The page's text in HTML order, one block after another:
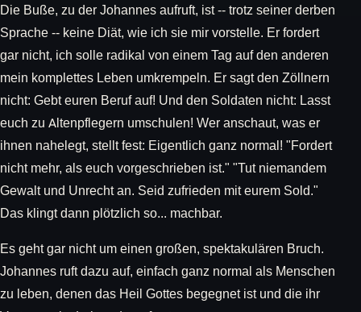
Die Buße, zu der Johannes aufruft, ist -- trotz seiner derben
Sprache -- keine Diät, wie ich sie mir vorstelle. Er fordert
gar nicht, ich solle radikal von einem Tag auf den anderen
mein komplettes Leben umkrempeln. Er sagt den Zöllnern
nicht: Gebt euren Beruf auf! Und den Soldaten nicht: Lasst
euch zu Altenpflegern umschulen! Wer anschaut, was er
ihnen nahelegt, stellt fest: Eigentlich ganz normal! "Fordert
nicht mehr, als euch vorgeschrieben ist." "Tut niemandem
Gewalt und Unrecht an. Seid zufrieden mit eurem Sold."
Das klingt dann plötzlich so... machbar.
Es geht gar nicht um einen großen, spektakulären Bruch.
Johannes ruft dazu auf, einfach ganz normal als Menschen
zu leben, denen das Heil Gottes begegnet ist und die ihr